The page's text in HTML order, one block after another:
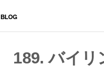
BLOG
189. バイリ